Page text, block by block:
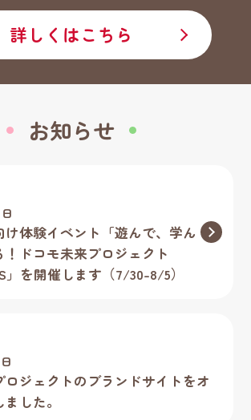
詳しくはこちら
お知らせ
け体験イベント「遊んで、学ん
！ドコモ未来プロジェクト
」を開催します（7/30-8/5）
ロジェクトのブランドサイトをオ
した。